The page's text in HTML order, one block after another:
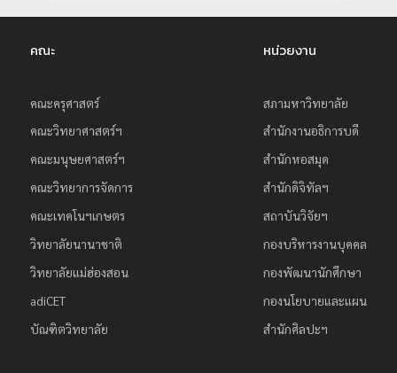
คณะ
คณะครุศาสตร์
คณะวิทยาศาสตร์ฯ
คณะมนุษยศาสตร์ฯ
คณะวิทยาการจัดการ
คณะเทคโนฯเกษตร
วิทยาลัยนานาชาติ
วิทยาลัยแม่ฮ่องสอน
adiCET
บัณฑิตวิทยาลัย
หน่วยงาน
สภามหาวิทยาลัย
สำนักงานอธิการบดี
สำนักหอสมุด
สำนักดิจิทัลฯ
สถาบันวิจัยฯ
กองบริหารงานบุคคล
กองพัฒนานักศึกษา
กองนโยบายและแผน
สำนักศิลปะฯ